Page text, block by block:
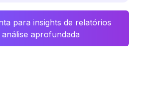
para insights de relatórios
aprofundada